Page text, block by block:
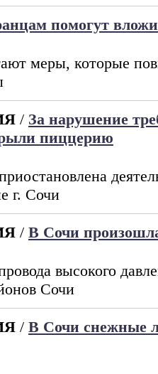
помогут
меры, которые
/ За нарушение
пиццерию
г. Сочи
/ В Сочи
высокого
Сочи
/ В Сочи снежные